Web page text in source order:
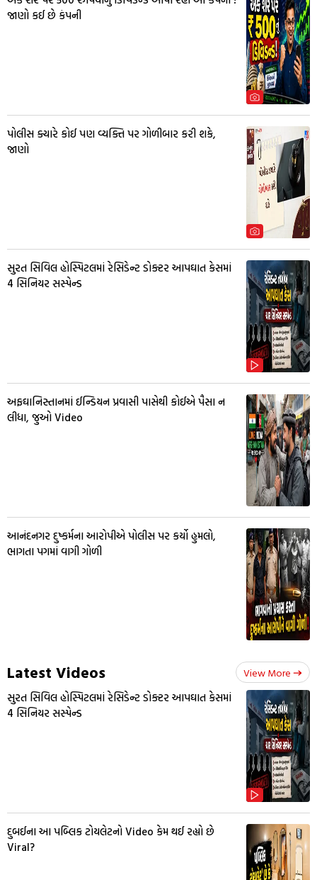
જાણો કઈ છે કંપની
પોલીસ ક્યારે કોઈ પણ વ્યક્તિ પર ગોળીબાર કરી શકે,
જાણો
સુરત સિવિલ હોસ્પિટલમાં રેસિડેન્ટ ડોક્ટર આપઘાત કેસમાં
4 સિનિયર સસ્પેન્ડ
અફઘાનિસ્તાનમાં ઈન્ડિયન પ્રવાસી પાસેથી કોઈએ પૈસા ન
લીધા, જુઓ Video
આનંદનગર દુષ્કર્મના આરોપીએ પોલીસ પર કર્યો હુમલો,
ભાગતા પગમાં વાગી ગોળી
Latest Videos View More
સુરત સિવિલ હોસ્પિટલમાં રેસિડેન્ટ ડોક્ટર આપઘાત કેસમાં
4 સિનિયર સસ્પેન્ડ
દુબઈના આ પબ્લિક ટોયલેટનો Video કેમ થઈ રહ્યો છે
Viral?